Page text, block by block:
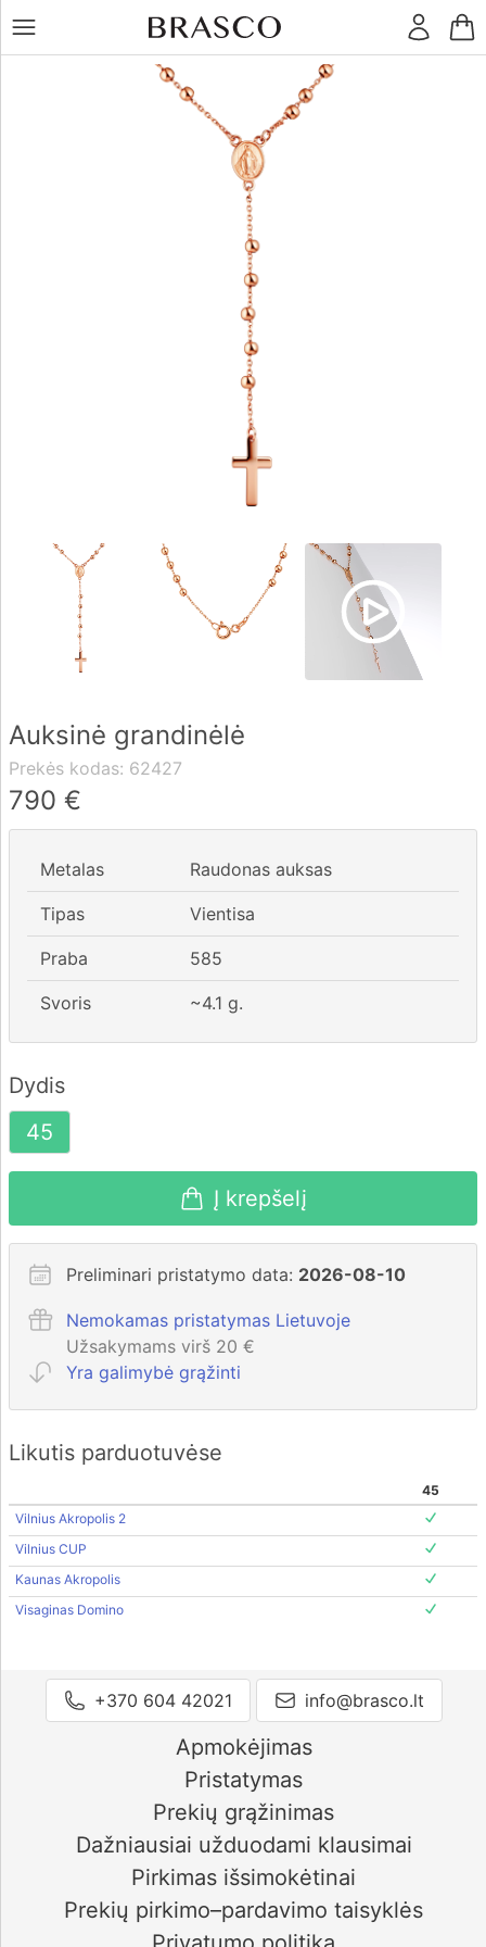
LT
Pristatymas
Apmokėjimas
Rekvizitai
Kontaktai
604 42021
Auksinė grandinėlė
Prekės kodas: 62427
790 €
Metalas Raudonas auksas
Tipas Vientisa
Praba 585
Svoris ~4.1 g.
Dydis
45
Į krepšelį
Preliminari pristatymo data: 2026-08-10
Nemokamas pristatymas Lietuvoje
Užsakymams virš 20 €
Yra galimybė grąžinti
Likutis parduotuvėse
45
Vilnius Akropolis 2
Vilnius CUP
Kaunas Akropolis
Visaginas Domino
+370 604 42021 info@brasco.lt
Apmokėjimas
Pristatymas
Prekių grąžinimas
Dažniausiai užduodami klausimai
Pirkimas išsimokėtinai
Prekių pirkimo–pardavimo taisyklės